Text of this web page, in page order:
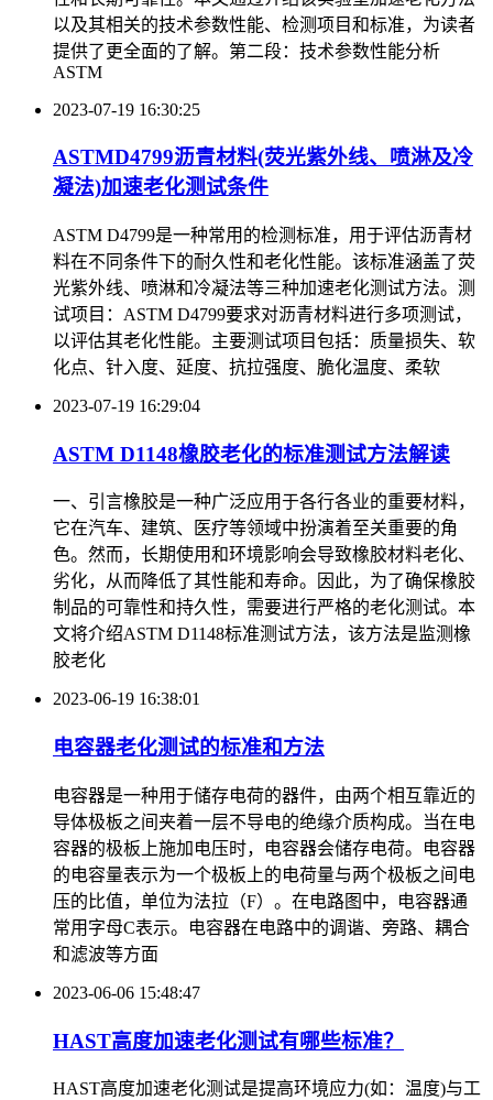
以及其相关的技术参数性能、检测项目和标准，为读者
提供了更全面的了解。第二段：技术参数性能分析
ASTM
2023-07-19 16:30:25
ASTMD4799沥青材料(荧光紫外线、喷淋及冷
凝法)加速老化测试条件
ASTM D4799是一种常用的检测标准，用于评估沥青材
料在不同条件下的耐久性和老化性能。该标准涵盖了荧
光紫外线、喷淋和冷凝法等三种加速老化测试方法。测
试项目：ASTM D4799要求对沥青材料进行多项测试，
以评估其老化性能。主要测试项目包括：质量损失、软
化点、针入度、延度、抗拉强度、脆化温度、柔软
2023-07-19 16:29:04
ASTM D1148橡胶老化的标准测试方法解读
一、引言橡胶是一种广泛应用于各行各业的重要材料，
它在汽车、建筑、医疗等领域中扮演着至关重要的角
色。然而，长期使用和环境影响会导致橡胶材料老化、
劣化，从而降低了其性能和寿命。因此，为了确保橡胶
制品的可靠性和持久性，需要进行严格的老化测试。本
文将介绍ASTM D1148标准测试方法，该方法是监测橡
胶老化
2023-06-19 16:38:01
电容器老化测试的标准和方法
电容器是一种用于储存电荷的器件，由两个相互靠近的
导体极板之间夹着一层不导电的绝缘介质构成。当在电
容器的极板上施加电压时，电容器会储存电荷。电容器
的电容量表示为一个极板上的电荷量与两个极板之间电
压的比值，单位为法拉（F）。在电路图中，电容器通
常用字母C表示。电容器在电路中的调谐、旁路、耦合
和滤波等方面
2023-06-06 15:48:47
HAST高度加速老化测试有哪些标准？
HAST高度加速老化测试是提高环境应力(如：温度)与工